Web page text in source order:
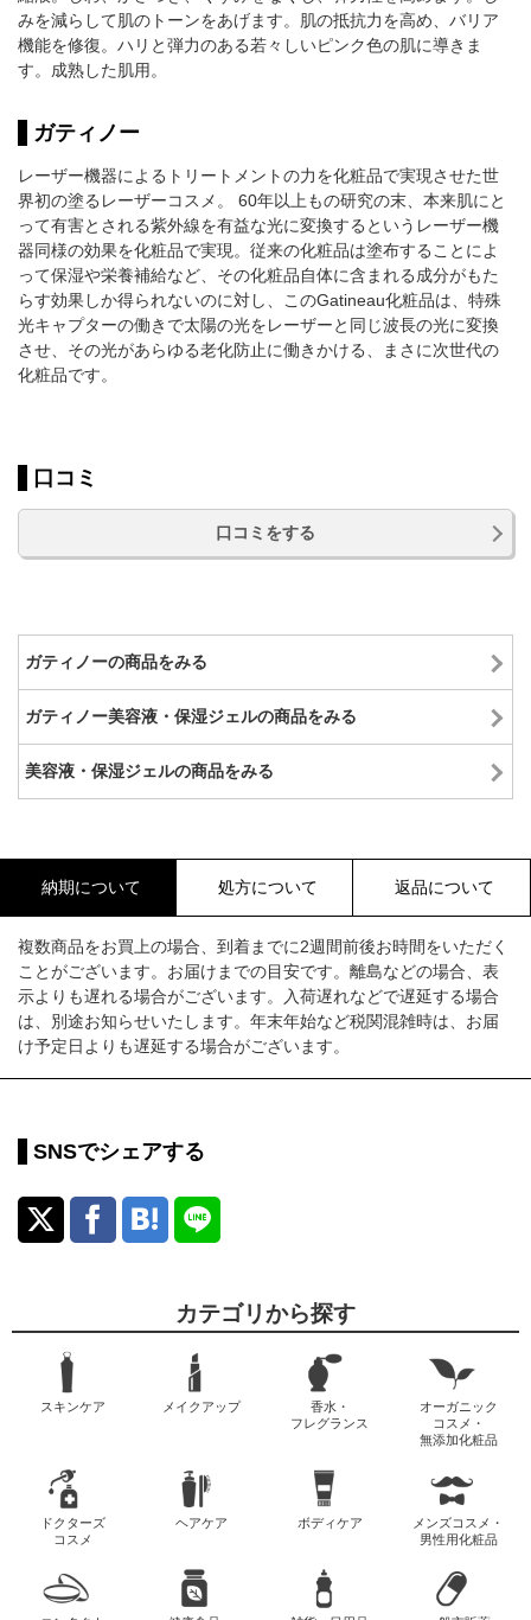
みを減らして肌のトーンをあげます。肌の抵抗力を高め、バリア
機能を修復。ハリと弾力のある若々しいピンク色の肌に導きま
す。成熟した肌用。
ガティノー
レーザー機器によるトリートメントの力を化粧品で実現させた世
界初の塗るレーザーコスメ。 60年以上もの研究の末、本来肌にと
って有害とされる紫外線を有益な光に変換するというレーザー機
器同様の効果を化粧品で実現。従来の化粧品は塗布することによ
って保湿や栄養補給など、その化粧品自体に含まれる成分がもた
らす効果しか得られないのに対し、このGatineau化粧品は、特殊
光キャプターの働きで太陽の光をレーザーと同じ波長の光に変換
させ、その光があらゆる老化防止に働きかける、まさに次世代の
化粧品です。
口コミ
口コミをする
ガティノーの商品をみる
ガティノー美容液・保湿ジェルの商品をみる
美容液・保湿ジェルの商品をみる
納期について 処方について 返品について
複数商品をお買上の場合、到着までに2週間前後お時間をいただく
ことがございます。お届けまでの目安です。離島などの場合、表
示よりも遅れる場合がございます。入荷遅れなどで遅延する場合
は、別途お知らせいたします。年末年始など税関混雑時は、お届
け予定日よりも遅延する場合がございます。
SNSでシェアする
カテゴリから探す
スキンケア メイクアップ
香水・
フレグランス
オーガニック
コスメ・
無添加化粧品
ドクターズ
コスメ
ヘアケア ボディケア
メンズコスメ・
男性用化粧品